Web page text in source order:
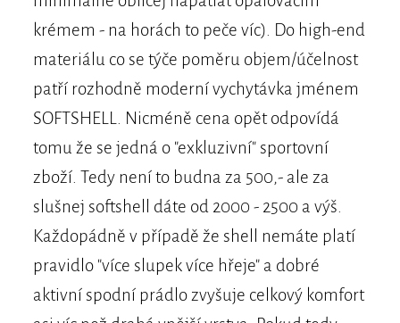
krémem - na horách to peče víc). Do high-end
materiálu co se týče poměru objem/účelnost
patří rozhodně moderní vychytávka jménem
SOFTSHELL. Nicméně cena opět odpovídá
tomu že se jedná o "exkluzivní" sportovní
zboží. Tedy není to budna za 500,- ale za
slušnej softshell dáte od 2000 - 2500 a výš.
Každopádně v případě že shell nemáte platí
pravidlo "více slupek více hřeje" a dobré
aktivní spodní prádlo zvyšuje celkový komfort